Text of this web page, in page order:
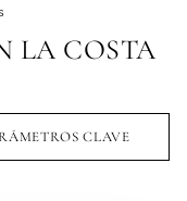
LA COSTA
CLAVE